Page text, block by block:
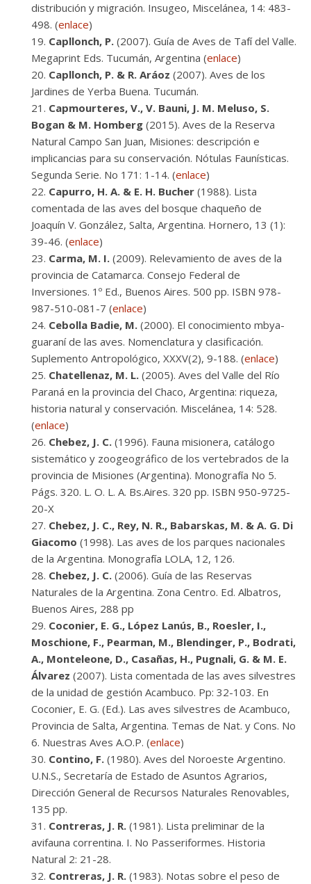
distribución y migración. Insugeo, Miscelánea, 14: 483-
498. (enlace)
Capllonch, P. (2007). Guía de Aves de Tafí del Valle.
Megaprint Eds. Tucumán, Argentina (enlace)
Capllonch, P. & R. Aráoz (2007). Aves de los
Jardines de Yerba Buena. Tucumán.
Capmourteres, V., V. Bauni, J. M. Meluso, S.
Bogan & M. Homberg (2015). Aves de la Reserva
Natural Campo San Juan, Misiones: descripción e
implicancias para su conservación. Nótulas Faunísticas.
Segunda Serie. No 171: 1-14. (enlace)
Capurro, H. A. & E. H. Bucher (1988). Lista
comentada de las aves del bosque chaqueño de
Joaquín V. González, Salta, Argentina. Hornero, 13 (1):
39-46. (enlace)
Carma, M. I. (2009). Relevamiento de aves de la
provincia de Catamarca. Consejo Federal de
Inversiones. 1º Ed., Buenos Aires. 500 pp. ISBN 978-
987-510-081-7 (enlace)
Cebolla Badie, M. (2000). El conocimiento mbya-
guaraní de las aves. Nomenclatura y clasificación.
Suplemento Antropológico, XXXV(2), 9-188. (enlace)
Chatellenaz, M. L. (2005). Aves del Valle del Río
Paraná en la provincia del Chaco, Argentina: riqueza,
historia natural y conservación. Miscelánea, 14: 528.
(enlace)
Chebez, J. C. (1996). Fauna misionera, catálogo
sistemático y zoogeográfico de los vertebrados de la
provincia de Misiones (Argentina). Monografía No 5.
Págs. 320. L. O. L. A. Bs.Aires. 320 pp. ISBN 950-9725-
20-X
Chebez, J. C., Rey, N. R., Babarskas, M. & A. G. Di
Giacomo (1998). Las aves de los parques nacionales
de la Argentina. Monografía LOLA, 12, 126.
Chebez, J. C. (2006). Guía de las Reservas
Naturales de la Argentina. Zona Centro. Ed. Albatros,
Buenos Aires, 288 pp
Coconier, E. G., López Lanús, B., Roesler, I.,
Moschione, F., Pearman, M., Blendinger, P., Bodrati,
A., Monteleone, D., Casañas, H., Pugnali, G. & M. E.
Álvarez (2007). Lista comentada de las aves silvestres
de la unidad de gestión Acambuco. Pp: 32-103. En
Coconier, E. G. (Ed.). Las aves silvestres de Acambuco,
Provincia de Salta, Argentina. Temas de Nat. y Cons. No
6. Nuestras Aves A.O.P. (enlace)
Contino, F. (1980). Aves del Noroeste Argentino.
U.N.S., Secretaría de Estado de Asuntos Agrarios,
Dirección General de Recursos Naturales Renovables,
135 pp.
Contreras, J. R. (1981). Lista preliminar de la
avifauna correntina. I. No Passeriformes. Historia
Natural 2: 21-28.
Contreras, J. R. (1983). Notas sobre el peso de